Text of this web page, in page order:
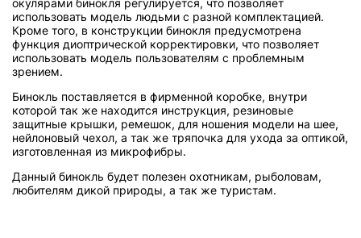
окулярами бинокля регулируется, что позволяет
использовать модель людьми с разной комплектацией.
Кроме того, в конструкции бинокля предусмотрена
функция диоптрической корректировки, что позволяет
использовать модель пользователям с проблемным
зрением.
Бинокль поставляется в фирменной коробке, внутри
которой так же находится инструкция, резиновые
защитные крышки, ремешок, для ношения модели на шее,
нейлоновый чехол, а так же тряпочка для ухода за оптикой,
изготовленная из микрофибры.
Данный бинокль будет полезен охотникам, рыболовам,
любителям дикой природы, а так же туристам.